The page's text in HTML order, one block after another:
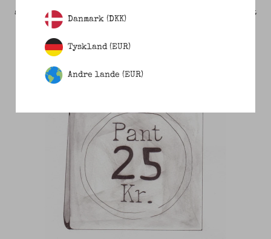
Danmark (DKK)
Tyskland (EUR)
Andre lande (EUR)
at give udsatte lokale et arbejde, fremme biodiversitet